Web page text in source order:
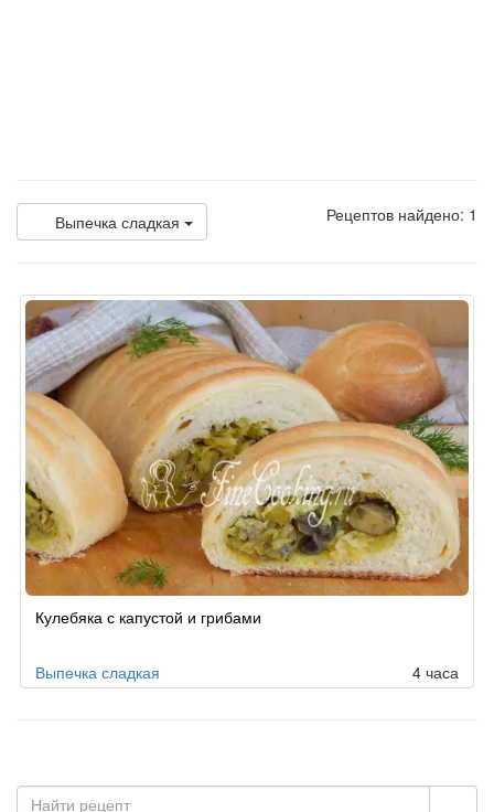
Выпечка сладкая Рецептов найдено: 1
Кулебяка с капустой и грибами
Выпечка сладкая 4 часа